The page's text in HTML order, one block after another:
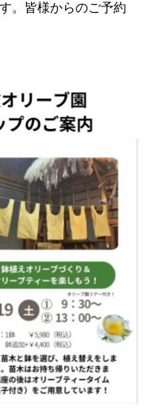
。皆様からのご予約